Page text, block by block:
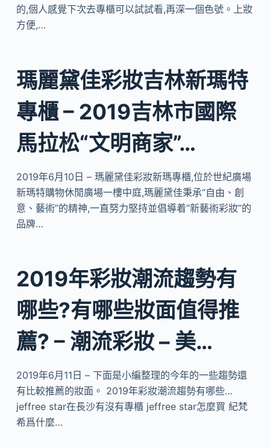
的,個人感覺下次去專櫃可以試試看,再深一個色號。上妝
方便,…
瑪麗黛佳彩妝吉林新瑪特
專櫃 – 2019吉林市國際
馬拉松“文明商家”…
2019年6月10日 – 瑪麗黛佳彩妝新瑪專櫃,位於世紀廣場
新瑪特購物休閒廣場一樓中庭,瑪麗黛佳秉承“自由、創
意、藝術”的精神,一直努力堅持並倡導着“新藝術彩妝”的
品牌…
2019年彩妝潮流趨勢有
哪些?有哪些妝面值得推
薦? – 潮流彩妝 – 美…
2019年6月11日 – 下面是小編整理的今年的一些趨勢還
有比較推薦的妝面。 2019年彩妝潮流趨勢有哪些…
jeffree star在長沙有沒有專櫃 jeffree star怎麼買 紀梵
希爲什麼…